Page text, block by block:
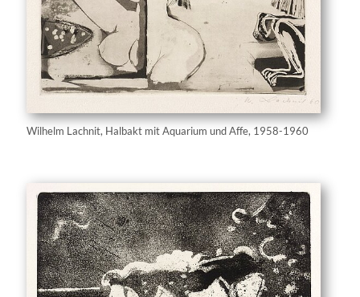
Wilhelm Lachnit, Halbakt mit Aquarium und Affe, 1958-1960